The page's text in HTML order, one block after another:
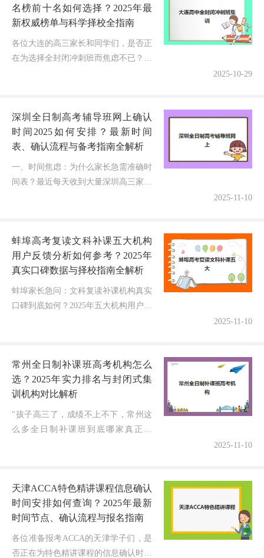
名榜前十名如何选择？2025年最
新权威榜单与科学择校全指南
各位大连的高三家长和同学们，是否正
在为选择全封闭冲刺班而焦虑不已？眼
2025-10-29
深圳全日制高考辅导班网上确认
时间2025如何安排？最新时间
表、确认流程与备考指南全解析
一、时间焦虑：为什么家长急需准确时
间表？最近每天收到大量深圳高三家长
2025-11-10
蚌埠高考复读文科补课五大机构
用户反馈分析如何参考？2025年
真实口碑数据与择校指南全解析
蚌埠家长急问：文科复读补课机构真实
口碑到底如何？2025年五大机构用户反
2025-11-10
常州全日制补课班高考机构怎么
选？2025年实力排名与封闭式集
训机构对比解析
"孩子高三了，成绩不上不下，常州这
么多全日制补课班到底哪家真正靠
决...
2025-11-10
天津ACCA特色精讲课程信息确认
时间安排如何查询？2025年最新
时间节点、确认流程与报名指南
各位准备报考ACCA的天津学子们，是
否正在为特色精讲课程的信息确认时间